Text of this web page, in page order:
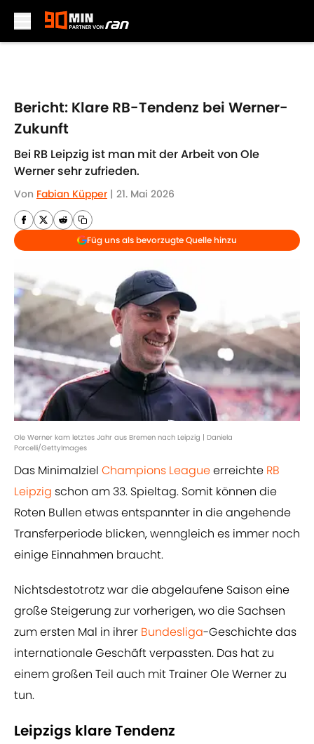
Bericht: Klare RB-Tendenz bei Werner-
Zukunft
Bei RB Leipzig ist man mit der Arbeit von Ole
Werner sehr zufrieden.
Von Fabian Küpper | 21. Mai 2026
Füg uns als bevorzugte Quelle hinzu
Ole Werner kam letztes Jahr aus Bremen nach Leipzig | Daniela
Porcelli/GettyImages
Das Minimalziel Champions Leagueerreichte RB
Leipzig schon am 33. Spieltag. Somit können die
Roten Bullen etwas entspannter in die angehende
Transferperiode blicken, wenngleich es immer noch
einige Einnahmen braucht.
Nichtsdestotrotz war die abgelaufene Saison eine
große Steigerung zur vorherigen, wo die Sachsen
zum ersten Mal in ihrer Bundesliga-Geschichte das
internationale Geschäft verpassten. Das hat zu
einem großen Teil auch mit Trainer Ole Werner zu
tun.
Leipzigs klare Tendenz